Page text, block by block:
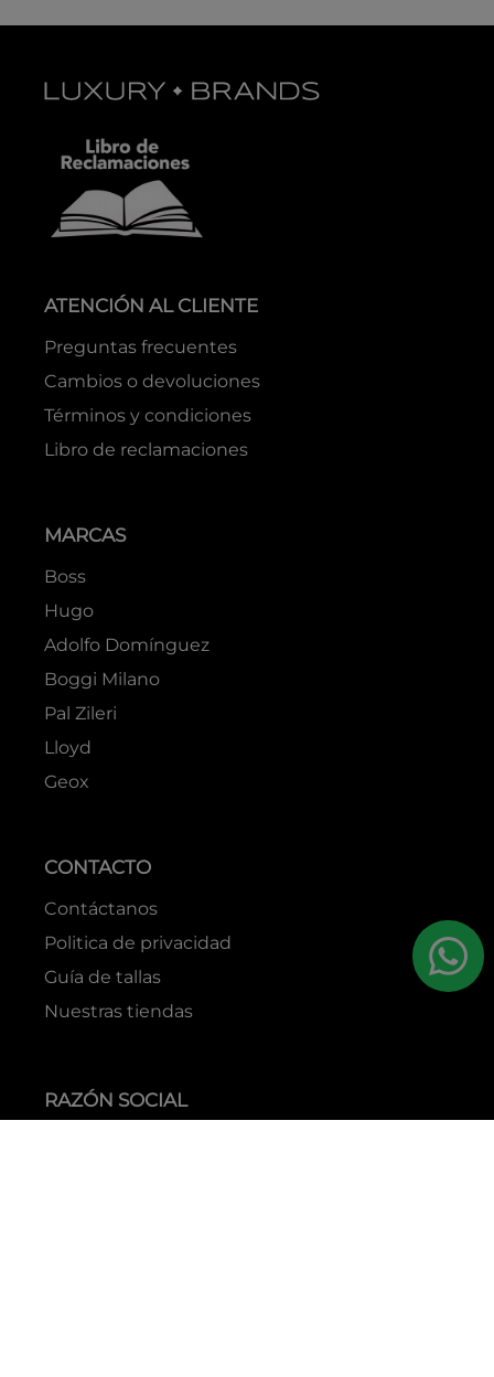
ATENCIÓN AL CLIENTE
Preguntas frecuentes
Cambios o devoluciones
Términos y condiciones
Libro de reclamaciones
MARCAS
Boss
Hugo
Adolfo Domínguez
Boggi Milano
Pal Zileri
Lloyd
Geox
CONTACTO
Contáctanos
Politica de privacidad
Guía de tallas
Nuestras tiendas
RAZÓN SOCIAL
GRUPO YES S.A.C.